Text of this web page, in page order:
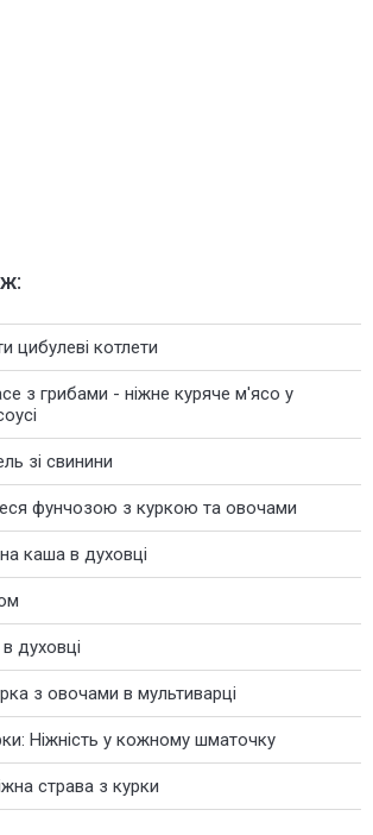
цибулеві котлети
з грибами - ніжне куряче м'ясо у
зі свинини
фунчозою з куркою та овочами
каша в духовці
духовці
з овочами в мультиварці
Ніжність у кожному шматочку
страва з курки